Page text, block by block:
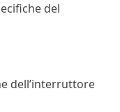
del
dell’interruttore